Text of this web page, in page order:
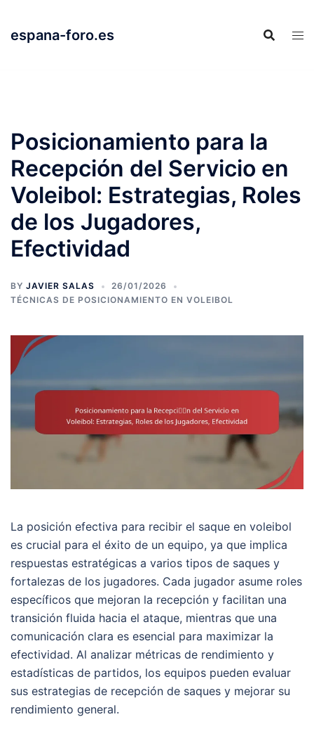
content
espana-foro.es
Posicionamiento para la
Recepción del Servicio en
Voleibol: Estrategias, Roles
de los Jugadores,
Efectividad
BY JAVIER SALAS
26/01/2026
TÉCNICAS DE POSICIONAMIENTO EN VOLEIBOL
La posición efectiva para recibir el saque en voleibol
es crucial para el éxito de un equipo, ya que implica
respuestas estratégicas a varios tipos de saques y
fortalezas de los jugadores. Cada jugador asume roles
específicos que mejoran la recepción y facilitan una
transición fluida hacia el ataque, mientras que una
comunicación clara es esencial para maximizar la
efectividad. Al analizar métricas de rendimiento y
estadísticas de partidos, los equipos pueden evaluar
sus estrategias de recepción de saques y mejorar su
rendimiento general.